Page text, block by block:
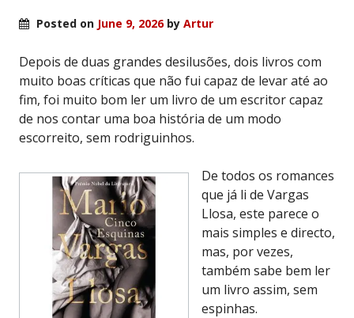
Posted on June 9, 2026by Artur
Depois de duas grandes desilusões, dois livros com
muito boas críticas que não fui capaz de levar até ao
fim, foi muito bom ler um livro de um escritor capaz
de nos contar uma boa história de um modo
escorreito, sem rodriguinhos.
De todos os romances
que já li de Vargas
Llosa, este parece o
mais simples e directo,
mas, por vezes,
também sabe bem ler
um livro assim, sem
espinhas.